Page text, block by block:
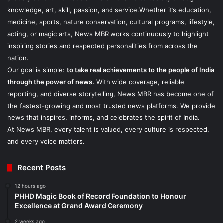
knowledge, art, skill, passion, and service.Whether it’s education,
medicine, sports, nature conservation, cultural programs, lifestyle,
acting, or magic arts, News MBR works continuously to highlight
inspiring stories and respected personalities from across the
nation.
Our goal is simple: to take real achievements to the people of India
through the power of news. With wide coverage, reliable
reporting, and diverse storytelling, News MBR has become one of
the fastest-growing and most trusted news platforms. We provide
news that inspires, informs, and celebrates the spirit of India.
At News MBR, every talent is valued, every culture is respected,
and every voice matters.
Recent Posts
12 hours ago
PHHD Magic Book of Record Foundation to Honour
Excellence at Grand Award Ceremony
2 weeks ago